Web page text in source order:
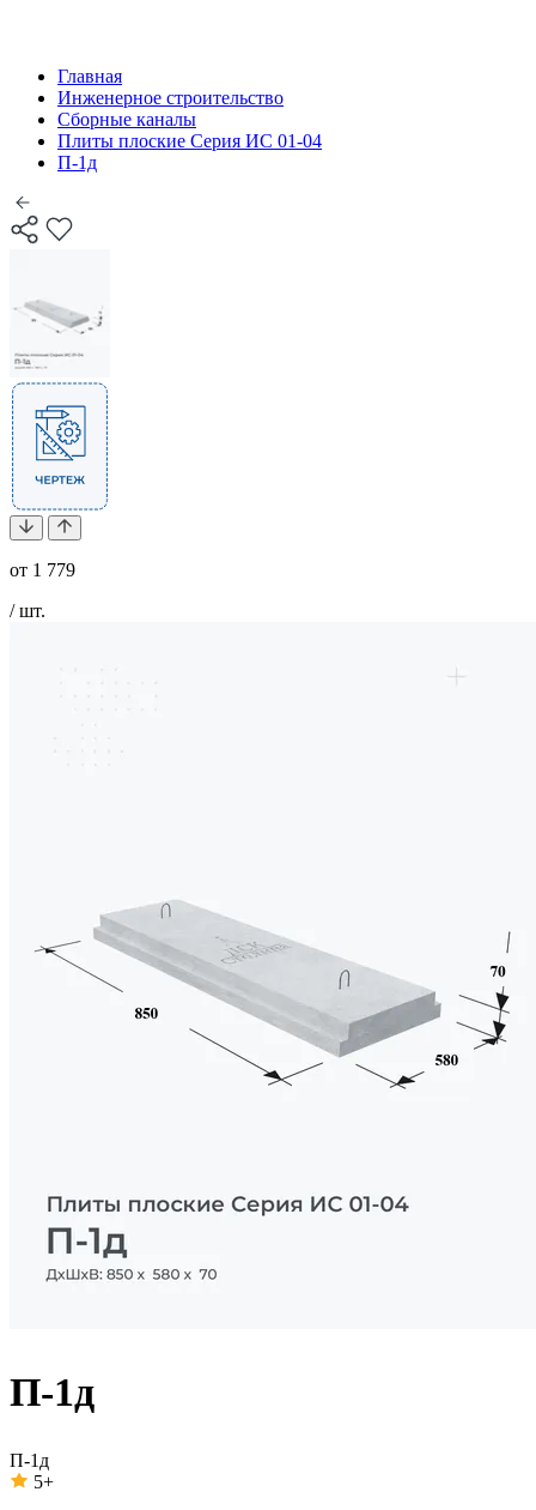
Главная
Инженерное строительство
Сборные каналы
Плиты плоские Серия ИС 01-04
П-1д
от 1 779
/ шт.
П-1д
П-1д
5+